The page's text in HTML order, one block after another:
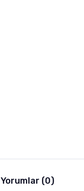
Yorumlar (0)